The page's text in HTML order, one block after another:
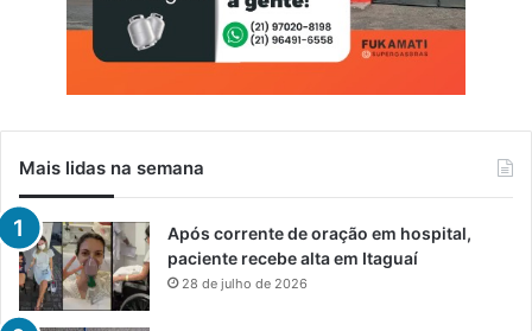
Mais lidas na semana
Após corrente de oração em hospital,
paciente recebe alta em Itaguaí
28 de julho de 2026